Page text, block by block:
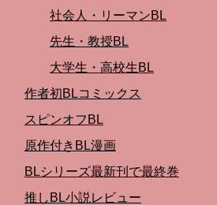
社会人・リーマンBL
先生・教授BL
大学生・高校生BL
作者初BLコミックス
スピンオフBL
原作付きBL漫画
BLシリーズ最新刊で最終巻
推しBL小説レビュー